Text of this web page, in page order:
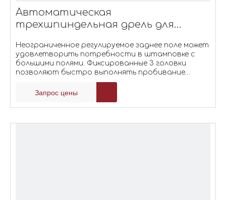
Автоматическая
трехшпиндельная дрель для
Неограниченное регулируемое заднее поле может
удовлетворить потребности в штамповке с
большими полями. Фиксированные 3 головки
позволяют быстро выполнять пробивание
Запрос цены